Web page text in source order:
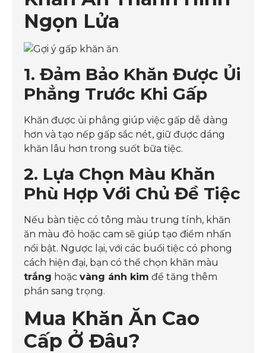
Ngọn Lửa
1. Đảm Bảo Khăn Được Ủi
Phẳng Trước Khi Gấp
Khăn được ủi phẳng giúp việc gấp dễ dàng
hơn và tạo nếp gấp sắc nét, giữ được dáng
khăn lâu hơn trong suốt bữa tiệc.
2. Lựa Chọn Màu Khăn
Phù Hợp Với Chủ Đề Tiệc
Nếu bàn tiệc có tông màu trung tính, khăn
ăn màu đỏ hoặc cam sẽ giúp tạo điểm nhấn
nổi bật. Ngược lại, với các buổi tiệc có phong
cách hiện đại, bạn có thể chọn khăn màu
trắng hoặc vàng ánh kim để tăng thêm
phần sang trọng.
Mua Khăn Ăn Cao
Cấp Ở Đâu?